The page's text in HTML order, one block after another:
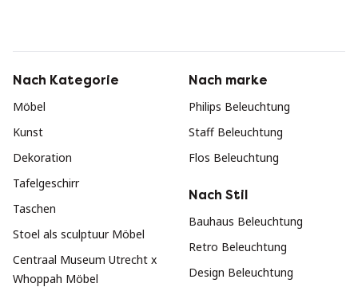
Nach Kategorie
Möbel
Kunst
Dekoration
Tafelgeschirr
Taschen
Stoel als sculptuur Möbel
Centraal Museum Utrecht x
Whoppah Möbel
Nach marke
Philips Beleuchtung
Staff Beleuchtung
Flos Beleuchtung
Nach Stil
Bauhaus Beleuchtung
Retro Beleuchtung
Design Beleuchtung